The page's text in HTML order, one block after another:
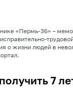
«Пермь-36» –
о жизни людей в
7